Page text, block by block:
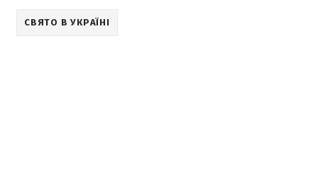
СВЯТО В УКРАЇНІ